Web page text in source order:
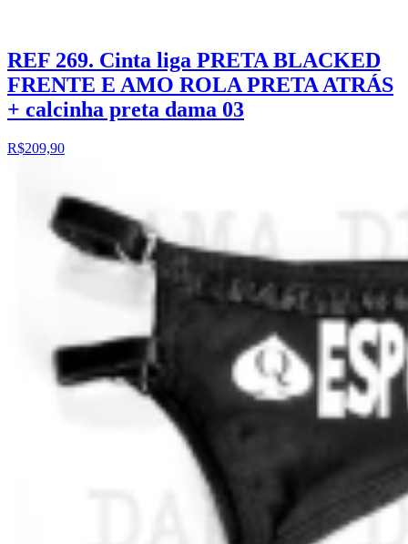
REF 269. Cinta liga PRETA BLACKED
FRENTE E AMO ROLA PRETA ATRÁS
+ calcinha preta dama 03
R$209,90